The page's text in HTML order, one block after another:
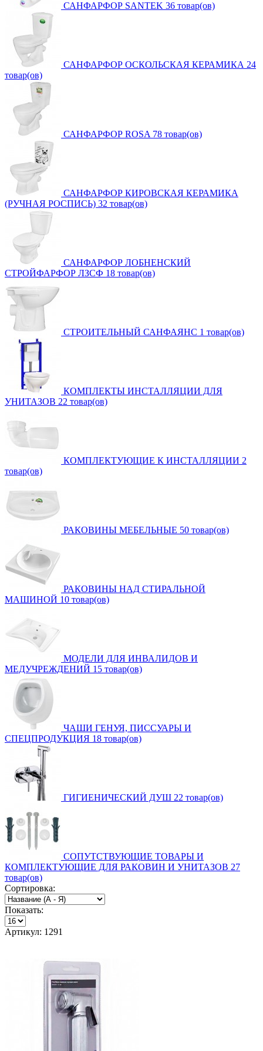
САНФАРФОР SANTEK 36 товар(ов)
САНФАРФОР ОСКОЛЬСКАЯ КЕРАМИКА 24
товар(ов)
САНФАРФОР ROSA 78 товар(ов)
САНФАРФОР КИРОВСКАЯ КЕРАМИКА
(РУЧНАЯ РОСПИСЬ) 32 товар(ов)
САНФАРФОР ЛОБНЕНСКИЙ
СТРОЙФАРФОР ЛЗСФ 18 товар(ов)
СТРОИТЕЛЬНЫЙ САНФАЯНС 1 товар(ов)
КОМПЛЕКТЫ ИНСТАЛЛЯЦИИ ДЛЯ
УНИТАЗОВ 22 товар(ов)
КОМПЛЕКТУЮЩИЕ К ИНСТАЛЛЯЦИИ 2
товар(ов)
РАКОВИНЫ МЕБЕЛЬНЫЕ 50 товар(ов)
РАКОВИНЫ НАД СТИРАЛЬНОЙ
МАШИНОЙ 10 товар(ов)
МОДЕЛИ ДЛЯ ИНВАЛИДОВ И
МЕДУЧРЕЖДЕНИЙ 15 товар(ов)
ЧАШИ ГЕНУЯ, ПИССУАРЫ И
СПЕЦПРОДУКЦИЯ 18 товар(ов)
ГИГИЕНИЧЕСКИЙ ДУШ 22 товар(ов)
СОПУТСТВУЮЩИЕ ТОВАРЫ И
КОМПЛЕКТУЮЩИЕ ДЛЯ РАКОВИН И УНИТАЗОВ 27
товар(ов)
Сортировка:
Показать:
Артикул: 1291